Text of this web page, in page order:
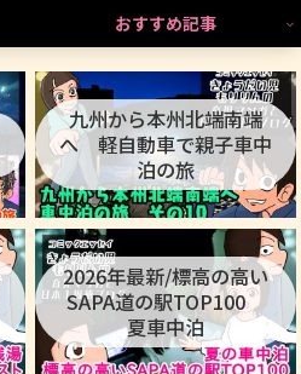
おすすめ記事
九州から本州北端南端
へ 軽自動車で親子車中
泊の旅
2026年最新/標高の高い
SAPA道の駅TOP100
夏車中泊